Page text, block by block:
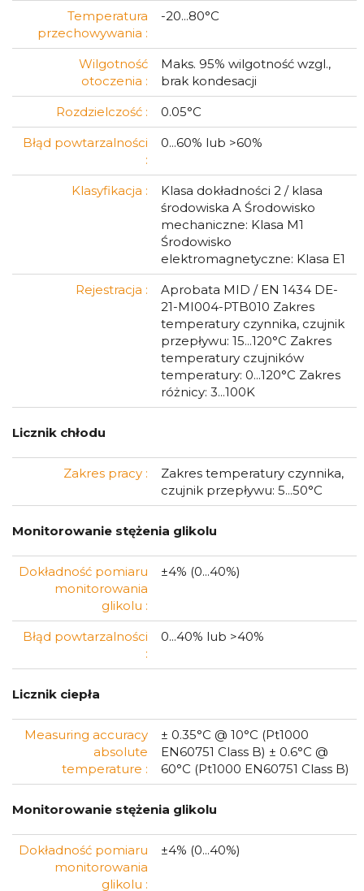
Temperatura
przechowywania :
-20...80°C
Wilgotność
otoczenia :
Maks. 95% wilgotność wzgl.,
brak kondesacji
Rozdzielczość :
0.05°C
Błąd powtarzalności
:
0...60% lub >60%
Klasyfikacja :
Klasa dokładności 2 / klasa
środowiska A Środowisko
mechaniczne: Klasa M1
Środowisko
elektromagnetyczne: Klasa E1
Rejestracja :
Aprobata MID / EN 1434 DE-
21-MI004-PTB010 Zakres
temperatury czynnika, czujnik
przepływu: 15...120°C Zakres
temperatury czujników
temperatury: 0...120°C Zakres
różnicy: 3...100K
Licznik chłodu
Zakres pracy :
Zakres temperatury czynnika,
czujnik przepływu: 5...50°C
Monitorowanie stężenia glikolu
Dokładność pomiaru
monitorowania
glikolu :
±4% (0...40%)
Błąd powtarzalności
:
0...40% lub >40%
Licznik ciepła
Measuring accuracy
absolute
temperature :
± 0.35°C @ 10°C (Pt1000
EN60751 Class B) ± 0.6°C @
60°C (Pt1000 EN60751 Class B)
Monitorowanie stężenia glikolu
Dokładność pomiaru
monitorowania
glikolu :
±4% (0...40%)